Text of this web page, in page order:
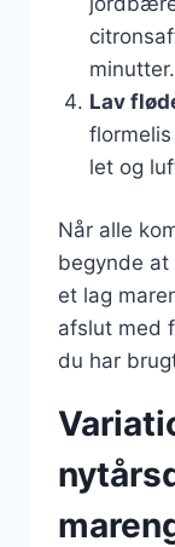
minutter.
Lav
let og
Når alle
begynde
et lag
afslut med
du har